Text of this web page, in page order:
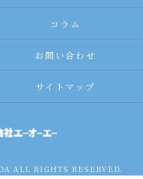
コラム
お問い合わせ
サイトマップ
ALL RIGHTS RESERVED.